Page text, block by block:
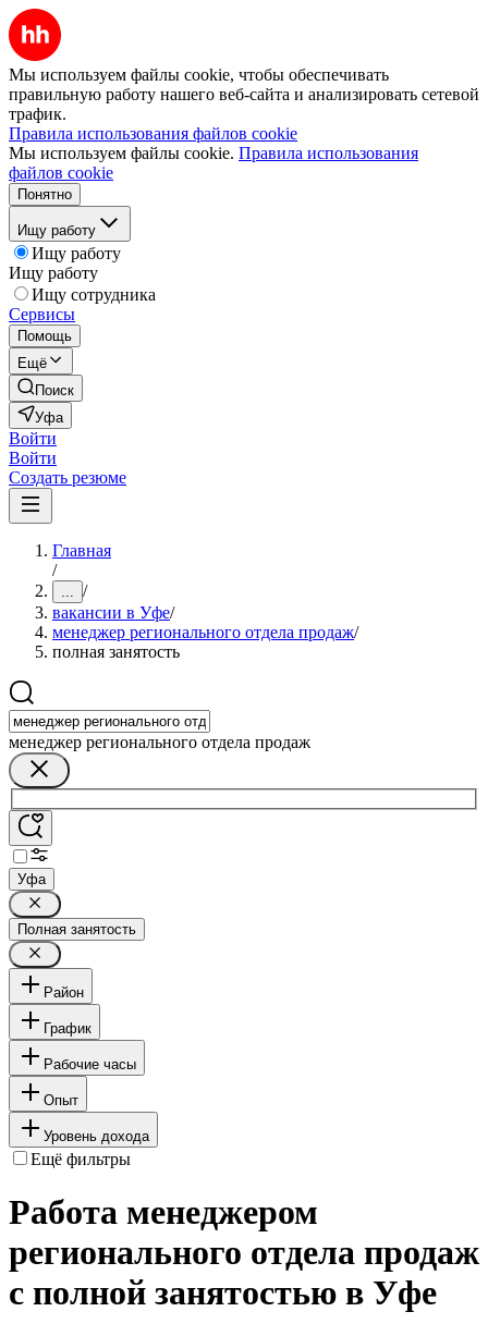
Мы используем файлы cookie, чтобы обеспечивать
правильную работу нашего веб-сайта и анализировать сетевой
трафик.
Правила использования файлов cookie
Мы используем файлы cookie. Правила использования
файлов cookie
Понятно
Ищу работу
Ищу работу
Ищу работу
Ищу сотрудника
Сервисы
Помощь
Ещё
Поиск
Уфа
Войти
Войти
Создать резюме
Главная
/
... /
вакансии в Уфе/
менеджер регионального отдела продаж/
полная занятость
менеджер регионального отдела продаж
Уфа
Полная занятость
Район
График
Рабочие часы
Опыт
Уровень дохода
Ещё фильтры
Работа менеджером
регионального отдела продаж
с полной занятостью в Уфе